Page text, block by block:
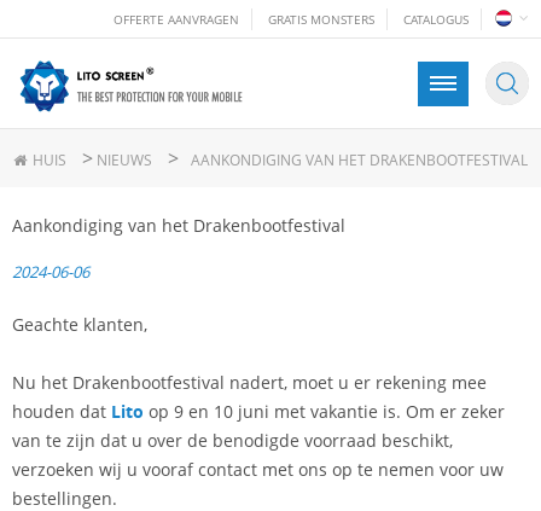
OFFERTE AANVRAGEN GRATIS MONSTERS CATALOGUS
HUIS > NIEUWS > AANKONDIGING VAN HET DRAKENBOOTFESTIVAL
Aankondiging van het Drakenbootfestival
2024-06-06
Geachte klanten,
Nu het Drakenbootfestival nadert, moet u er rekening mee
houden dat Lito op 9 en 10 juni met vakantie is. Om er zeker
van te zijn dat u over de benodigde voorraad beschikt,
verzoeken wij u vooraf contact met ons op te nemen voor uw
bestellingen.